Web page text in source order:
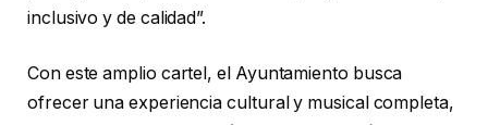
inclusivo y de calidad”.
Con este amplio cartel, el Ayuntamiento busca
ofrecer una experiencia cultural y musical completa,